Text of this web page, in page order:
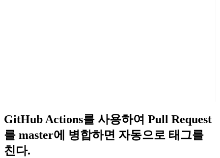
GitHub Actions를 사용하여 Pull Request
를 master에 병합하면 자동으로 태그를
친다.